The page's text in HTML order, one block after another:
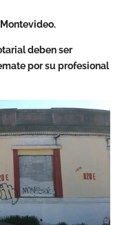
deben ser
por su profesional